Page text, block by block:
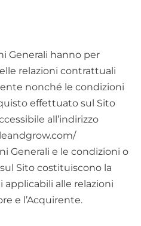
Generali hanno per
relazioni contrattuali
nonché le condizioni
effettuato sul Sito
all’indirizzo
Generali e le condizioni o
Sito costituiscono la
alle relazioni
e l’Acquirente.